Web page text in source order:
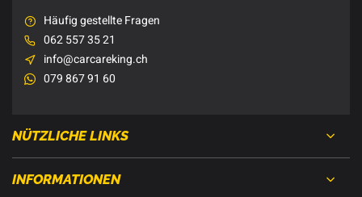
Häufig gestellte Fragen
062 557 35 21
info@carcareking.ch
079 867 91 60
NÜTZLICHE LINKS
INFORMATIONEN